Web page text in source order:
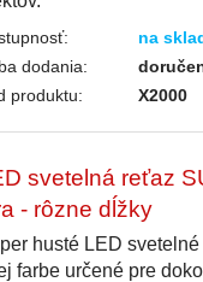
na
dodania:
produktu:
X2000
svetelná reťaz
- rôzne dĺžky
husté LED
farbe určené pre